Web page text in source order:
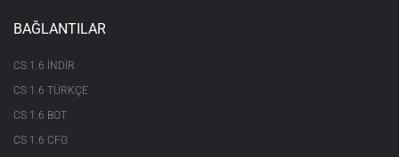
BAĞLANTILAR
CS 1.6 INDIR
CS 1.6 TÜRKÇE
CS 1.6 BOT
CS 1.6 CFG